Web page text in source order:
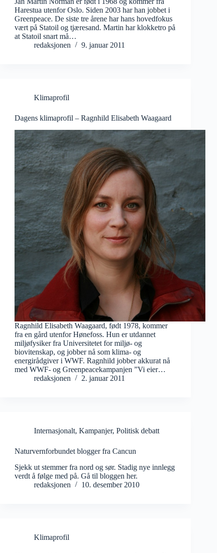
Harestua utenfor Oslo. Siden 2003 har han jobbet i
Greenpeace. De siste tre årene har hans hovedfokus
vært på Statoil og tjæresand. Martin har klokketro på
at Statoil snart må…
redaksjonen
9. januar 2011
Klimaprofil
Dagens klimaprofil – Ragnhild Elisabeth Waagaard
Ragnhild Elisabeth Waagaard, født 1978, kommer
fra en gård utenfor Hønefoss. Hun er utdannet
miljøfysiker fra Universitetet for miljø- og
biovitenskap, og jobber nå som klima- og
energirådgiver i WWF. Ragnhild jobber akkurat nå
med WWF- og Greenpeacekampanjen ”Vi eier…
redaksjonen
2. januar 2011
Internasjonalt, Kampanjer, Politisk debatt
Naturvernforbundet blogger fra Cancun
Sjekk ut stemmer fra nord og sør. Stadig nye innlegg
verdt å følge med på. Gå til bloggen her.
redaksjonen
10. desember 2010
Klimaprofil